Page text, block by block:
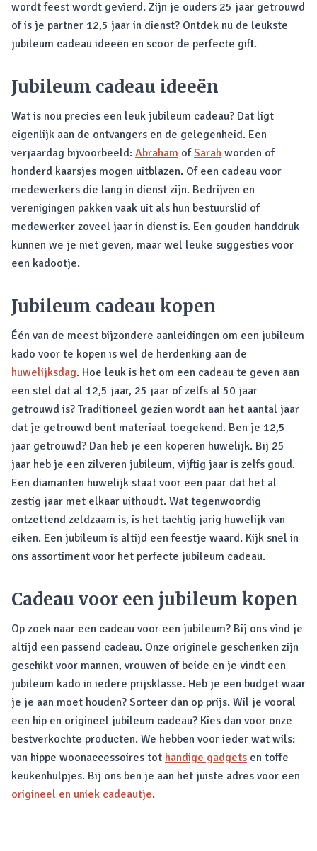
wordt feest wordt gevierd. Zijn je ouders 25 jaar getrouwd
of is je partner 12,5 jaar in dienst? Ontdek nu de leukste
jubileum cadeau ideeën en scoor de perfecte gift.
Jubileum cadeau ideeën
Wat is nou precies een leuk jubileum cadeau? Dat ligt
eigenlijk aan de ontvangers en de gelegenheid. Een
verjaardag bijvoorbeeld: Abraham ofSarah worden of
honderd kaarsjes mogen uitblazen. Of een cadeau voor
medewerkers die lang in dienst zijn. Bedrijven en
verenigingen pakken vaak uit als hun bestuurslid of
medewerker zoveel jaar in dienst is. Een gouden handdruk
kunnen we je niet geven, maar wel leuke suggesties voor
een kadootje.
Jubileum cadeau kopen
Één van de meest bijzondere aanleidingen om een jubileum
kado voor te kopen is wel de herdenking aan de
huwelijksdag. Hoe leuk is het om een cadeau te geven aan
een stel dat al 12,5 jaar, 25 jaar of zelfs al 50 jaar
getrouwd is? Traditioneel gezien wordt aan het aantal jaar
dat je getrouwd bent materiaal toegekend. Ben je 12,5
jaar getrouwd? Dan heb je een koperen huwelijk. Bij 25
jaar heb je een zilveren jubileum, vijftig jaar is zelfs goud.
Een diamanten huwelijk staat voor een paar dat het al
zestig jaar met elkaar uithoudt. Wat tegenwoordig
ontzettend zeldzaam is, is het tachtig jarig huwelijk van
eiken. Een jubileum is altijd een feestje waard. Kijk snel in
ons assortiment voor het perfecte jubileum cadeau.
Cadeau voor een jubileum kopen
Op zoek naar een cadeau voor een jubileum? Bij ons vind je
altijd een passend cadeau. Onze originele geschenken zijn
geschikt voor mannen, vrouwen of beide en je vindt een
jubileum kado in iedere prijsklasse. Heb je een budget waar
je je aan moet houden? Sorteer dan op prijs. Wil je vooral
een hip en origineel jubileum cadeau? Kies dan voor onze
bestverkochte producten. We hebben voor ieder wat wils:
van hippe woonaccessoires tot handige gadgets en toffe
keukenhulpjes. Bij ons ben je aan het juiste adres voor een
origineel en uniek cadeautje.